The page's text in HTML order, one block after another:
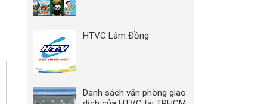
HTVC Lâm Đồng
Danh sách văn phòng giao